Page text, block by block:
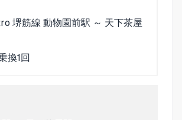
堺筋線 動物園前駅 ～ 天下茶屋
換1回